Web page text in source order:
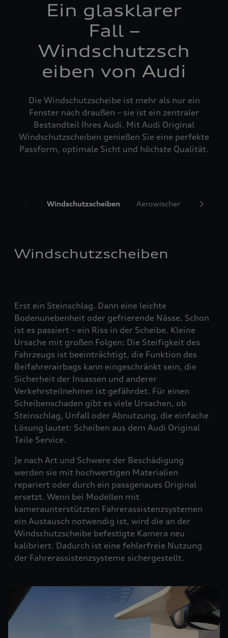
Ein glasklarer
Fall –
Windschutzsch
eiben von Audi
Die Windschutzscheibe ist mehr als nur ein
Fenster nach draußen – sie ist ein zentraler
Bestandteil Ihres Audi. Mit Audi Original
Windschutzscheiben genießen Sie eine perfekte
Passform, optimale Sicht und höchste Qualität.
Windschutzscheiben Aerowischer
Windschutzscheiben
Erst ein Steinschlag. Dann eine leichte
Bodenunebenheit oder gefrierende Nässe. Schon
ist es passiert – ein Riss in der Scheibe. Kleine
Ursache mit großen Folgen: Die Steifigkeit des
Fahrzeugs ist beeinträchtigt, die Funktion des
Beifahrerairbags kann eingeschränkt sein, die
Sicherheit der Insassen und anderer
Verkehrsteilnehmer ist gefährdet. Für einen
Scheibenschaden gibt es viele Ursachen, ob
Steinschlag, Unfall oder Abnutzung, die einfache
Lösung lautet: Scheiben aus dem Audi Original
Teile Service.
Je nach Art und Schwere der Beschädigung
werden sie mit hochwertigen Materialien
repariert oder durch ein passgenaues Original
ersetzt. Wenn bei Modellen mit
kameraunterstützten Fahrerassistenzsystemen
ein Austausch notwendig ist, wird die an der
Windschutzscheibe befestigte Kamera neu
kalibriert. Dadurch ist eine fehlerfreie Nutzung
der Fahrerassistenzsysteme sichergestellt.